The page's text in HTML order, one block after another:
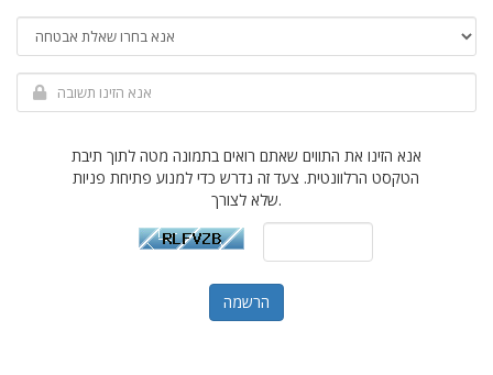
אנא הזינו את התווים שאתם רואים בתמונה מטה לתוך תיבת
הטקסט הרלוונטית. צעד זה נדרש כדי למנוע פתיחת פניות
שלא לצורך.